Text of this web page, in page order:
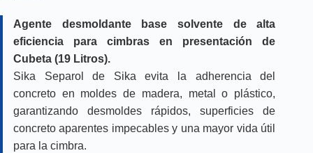
Agente desmoldante base solvente de alta
eficiencia para cimbras en presentación de
Cubeta (19 Litros).
Sika Separol de Sika evita la adherencia del
concreto en moldes de madera, metal o plástico,
garantizando desmoldes rápidos, superficies de
concreto aparentes impecables y una mayor vida útil
para la cimbra.